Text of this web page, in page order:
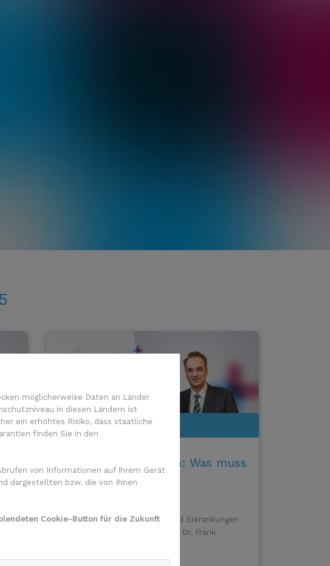
als
Prostataerkrankungen: Was muss
Mann wissen?
Alles Wichtige über Funktion und Erkrankungen
der Prostata erklärt der Urologe Dr. Frank
möglicherweise Daten an Länder
in diesen Ländern ist
ein erhöhtes Risiko, dass staatliche
finden Sie in den
von Informationen auf Ihrem Gerät
dargestellten bzw. die von Ihnen
Cookie-Button für die Zukunft